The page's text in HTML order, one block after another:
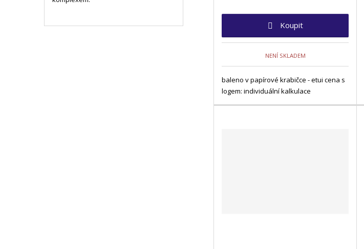
Koupit
NENÍ SKLADEM
baleno v papírové krabičce - etui cena s
logem: individuální kalkulace